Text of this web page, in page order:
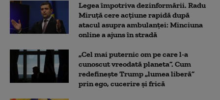
Legea împotriva dezinformării. Radu
Miruță cere acțiune rapidă după
atacul asupra ambulanței: Minciuna
online a ajuns în stradă
„Cel mai puternic om pe care l-a
cunoscut vreodată planeta”. Cum
redefinește Trump „lumea liberă”
prin ego, cucerire și frică